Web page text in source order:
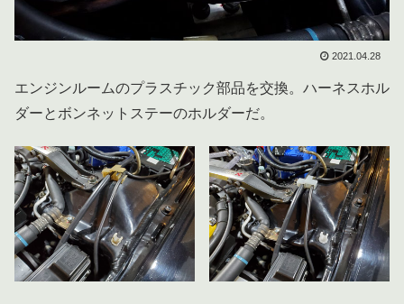
2021.04.28
エンジンルームのプラスチック部品を交換。ハーネスホル
ダーとボンネットステーのホルダーだ。